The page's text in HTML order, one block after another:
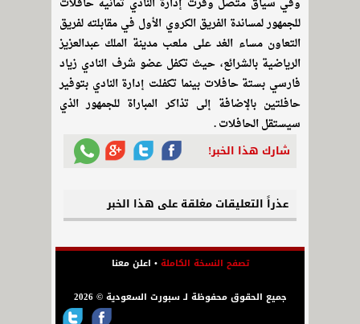
للجمهور لمساندة الفريق الكروي الأول في مقابلته لفريق
التعاون مساء الغد على ملعب مدينة الملك عبدالعزيز
الرياضية بالشرائع، حيث تكفل عضو شرف النادي زياد
فارسي بستة حافلات بينما تكفلت إدارة النادي بتوفير
حافلتين بالإضافة إلى تذاكر المباراة للجمهور الذي
سيستقل الحافلات .
شارك هذا الخبر!
عذراً التعليقات مغلقة على هذا الخبر
تصفح النسخة الكاملة• اعلن معنا
جميع الحقوق محفوظة لـ سبورت السعودية © 2026